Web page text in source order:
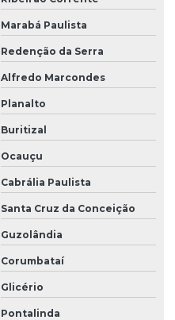
Marabá Paulista
Redenção da Serra
Alfredo Marcondes
Planalto
Buritizal
Ocauçu
Cabrália Paulista
Santa Cruz da Conceição
Guzolândia
Corumbataí
Glicério
Pontalinda